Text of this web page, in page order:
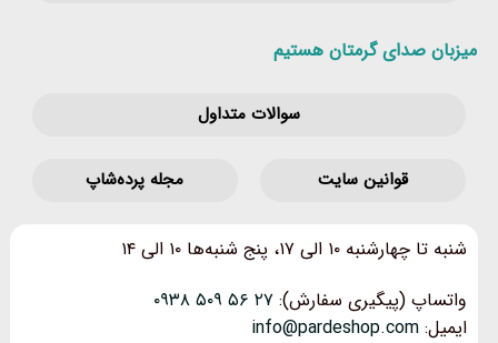
میزبان صدای گرمتان هستیم
سوالات متداول
قوانین‌ سایت مجله پرده‌شاپ
شنبه تا چهارشنبه ۱۰ الی ۱۷، پنج شنبه‌ها ۱۰ الی ۱۴
واتساپ (پیگیری سفارش): ۲۷ ۵۶ ۵۰۹ ۰۹۳۸
ایمیل: info@pardeshop.com